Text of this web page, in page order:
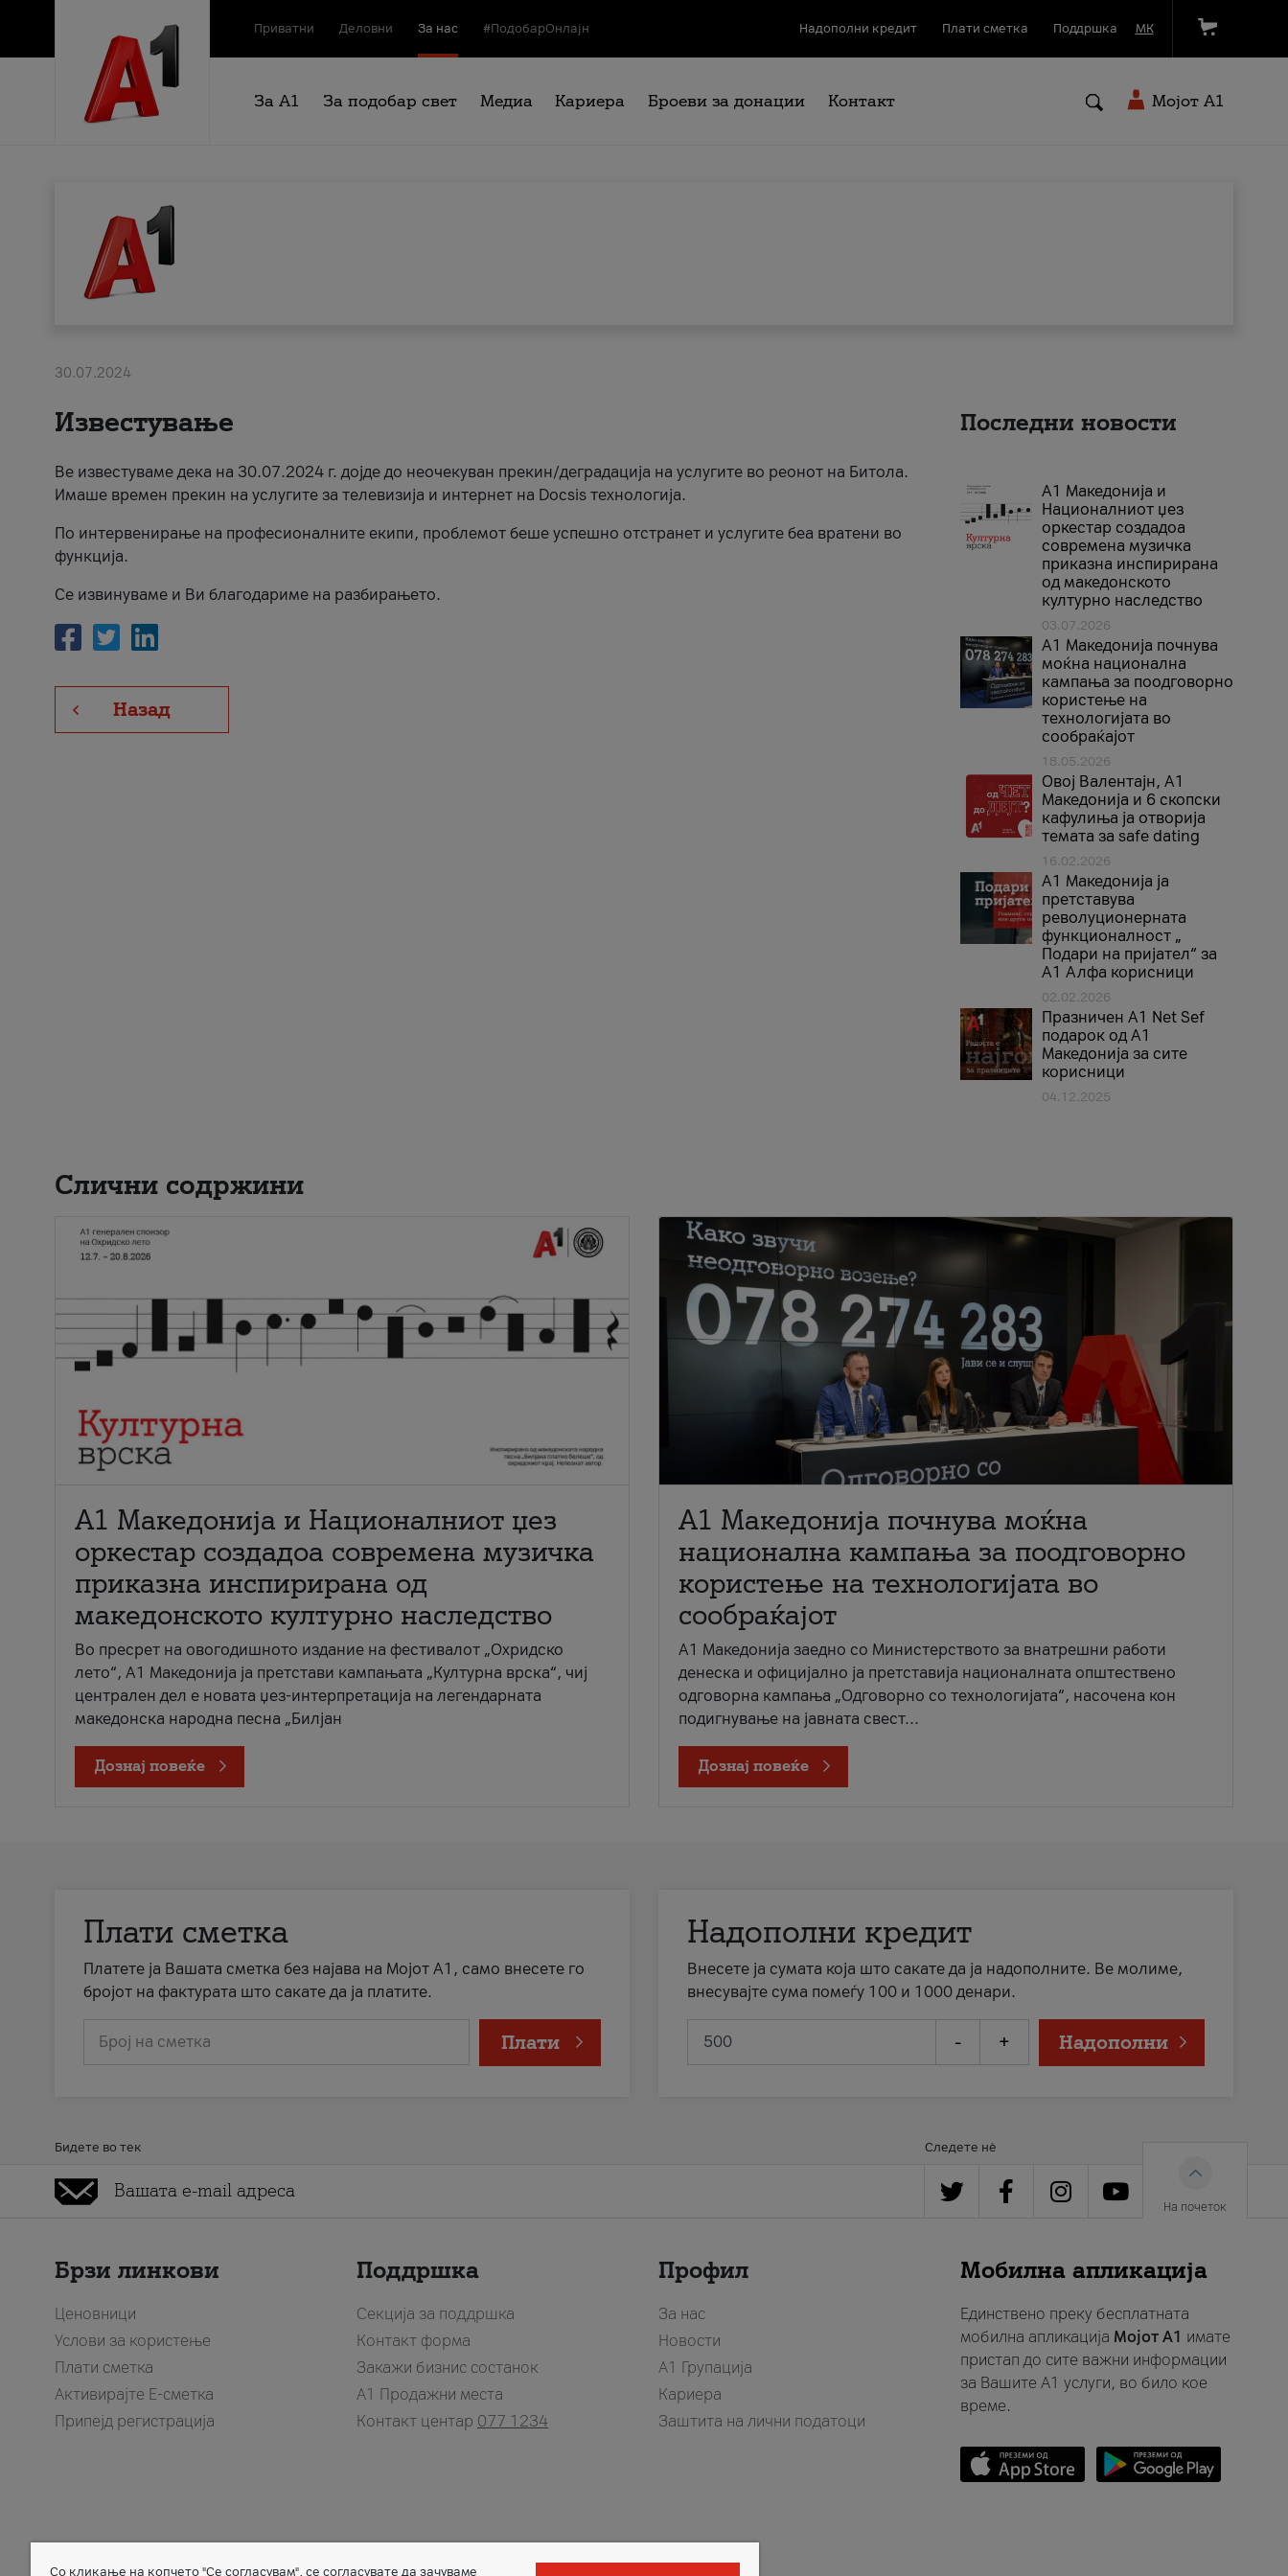
Приватни Деловни За нас #ПодобарОнлајн Надополни кредит Плати сметка Поддршка МК
За А1 За подобар свет Медиа Кариера Броеви за донации Контакт Мојот A1
30.07.2024
Известување
Ве известуваме дека на 30.07.2024 г. дојде до неочекуван прекин/деградација на услугите во реонот на Битола.
Имаше времен прекин на услугите за телевизија и интернет на Docsis технологија.
По интервенирање на професионалните екипи, проблемот беше успешно отстранет и услугите беа вратени во
функција.
Се извинуваме и Ви благодариме на разбирањето.
Назад
Последни новости
А1 Македонија и
Националниот џез
оркестар создадоа
современа музичка
приказна инспирирана
од македонското
културно наследство
03.07.2026
A1 Македонија почнува
моќна национална
кампања за поодговорно
користење на
технологијата во
сообраќајот
18.05.2026
Овој Валентајн, A1
Македонија и 6 скопски
кафулиња ја отворија
темата за safe dating
16.02.2026
А1 Македонија ја
претставува
револуционерната
функционалност „
Подари на пријател“ за
А1 Алфа корисници
02.02.2026
Празничен A1 Net Sеf
подарок од А1
Македонија за сите
корисници
04.12.2025
Слични содржини
А1 Македонија и Националниот џез
оркестар создадоа современа музичка
приказна инспирирана од
македонското културно наследство
Во пресрет на овогодишното издание на фестивалот „Охридско
лето“, А1 Македонија ја претстави кампањата „Културна врска“, чиј
централен дел е новата џез-интерпретација на легендарната
македонска народна песна „Билјан
Дознај повеќе
A1 Македонија почнува моќна
национална кампања за поодговорно
користење на технологијата во
сообраќајот
A1 Македонија заедно со Министерството за внатрешни работи
денеска и официјално ја претставија националната општествено
одговорна кампања „Одговорно со технологијата“, насочена кон
подигнување на јавната свест...
Дознај повеќе
Плати сметка
Платете ја Вашата сметка без најава на Мојот А1, само внесете го
бројот на фактурата што сакате да ја платите.
Број на сметка Плати
Надополни кредит
Внесете ја сумата која што сакате да ја надополните. Ве молиме,
внесувајте сума помеѓу 100 и 1000 денари.
- + Надополни
Бидете во тек Следете нè
На почеток
Брзи линкови
Ценовници
Услови за користење
Плати сметка
Активирајте Е-сметка
Припејд регистрација
Поддршка
Секција за поддршка
Контакт форма
Закажи бизнис состанок
A1 Продажни места
Контакт центар 077 1234
Профил
За нас
Новости
А1 Групација
Кариера
Заштита на лични податоци
Мобилна апликација
Единствено преку бесплатната
мобилна апликација Мојот A1 имате
пристап до сите важни информации
за Вашите A1 услуги, во било кое
време.
Со кликање на копчето "Се согласувам", се согласувате да зачуваме